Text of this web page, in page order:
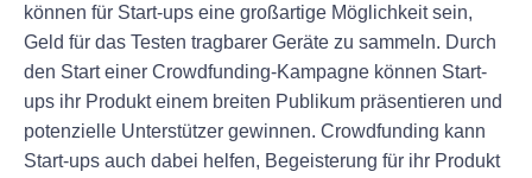
können für Start-ups eine großartige Möglichkeit sein,
Geld für das Testen tragbarer Geräte zu sammeln. Durch
den Start einer Crowdfunding-Kampagne können Start-
ups ihr Produkt einem breiten Publikum präsentieren und
potenzielle Unterstützer gewinnen. Crowdfunding kann
Start-ups auch dabei helfen, Begeisterung für ihr Produkt